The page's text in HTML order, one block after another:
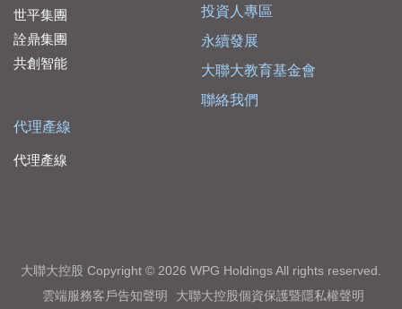
世平集團
詮鼎集團
共創智能
代理產線
代理產線
投資人專區
永續發展
大聯大教育基金會
聯絡我們
大聯大控股 Copyright © 2026 WPG Holdings All rights reserved.
雲端服務客戶告知聲明
大聯大控股個資保護暨隱私權聲明